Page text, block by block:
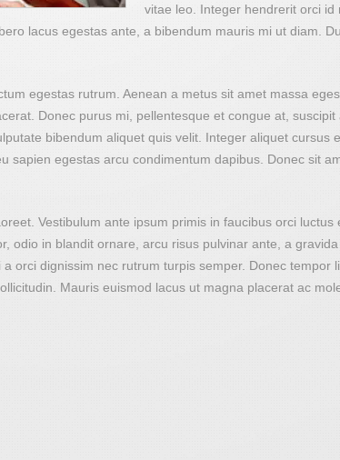
vitae leo. Integer hendrerit orci id
lacus egestas ante, a bibendum mauris mi ut diam.
egestas rutrum. Aenean a metus sit amet massa
Donec purus mi, pellentesque et congue at,
bibendum aliquet quis velit. Integer aliquet cursus
sapien egestas arcu condimentum dapibus. Donec sit
Vestibulum ante ipsum primis in faucibus orci luctus
odio in blandit ornare, arcu risus pulvinar ante, a gravida
orci dignissim nec rutrum turpis semper. Donec tempor
Mauris euismod lacus ut magna placerat ac